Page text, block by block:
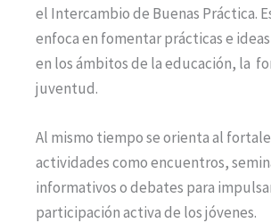
el Intercambio de Buenas Práctica.
enfoca en fomentar prácticas e
en los ámbitos de la educación, la
juventud.
Al mismo tiempo se orienta al
actividades como encuentros,
informativos o debates para
participación activa de los jóvenes.